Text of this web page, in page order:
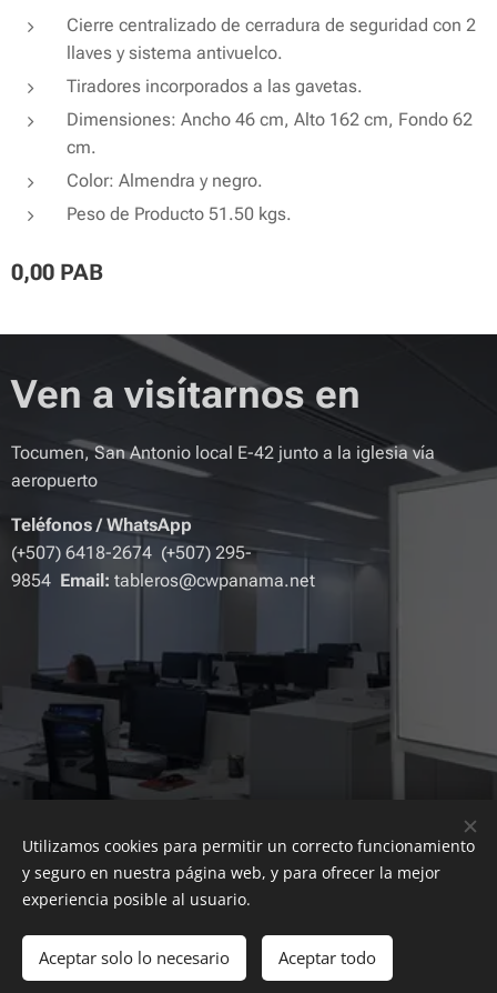
Cierre centralizado de cerradura de seguridad con 2
llaves y sistema antivuelco.
Tiradores incorporados a las gavetas.
Dimensiones: Ancho 46 cm, Alto 162 cm, Fondo 62
cm.
Color: Almendra y negro.
Peso de Producto 51.50 kgs.
0,00 PAB
Añadir a la cesta
Ven a visítarnos en
Tocumen, San Antonio local E-42 junto a la iglesia vía
aeropuerto
Teléfonos/WhatsApp
(+507) 6418-2674 (+507) 295-
9854 Email: tableros@cwpanama.net
www.inversionesversan.com Cookies
Utilizamos cookies para permitir un correcto funcionamiento
y seguro en nuestra página web, y para ofrecer la mejor
experiencia posible al usuario.
Aceptar solo lo necesario Aceptar todo